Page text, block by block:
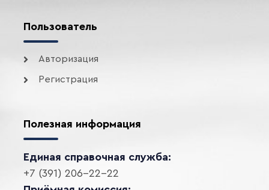
Пользователь
Авторизация
Регистрация
Полезная информация
Единая справочная служба:
+7 (391) 206-22-22